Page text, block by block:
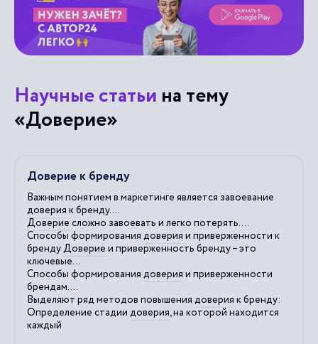
Научные статьи на тему
«Доверие»
Доверие к бренду
Важным понятием в маркетинге является завоевание
доверия к бренду....
Доверие сложно завоевать и легко потерять....
Способы формирования доверия и приверженности к
брендуДоверие и приверженность бренду – это
ключевые...
Способы формирования доверия и приверженности
брендам....
Выделяют ряд методов повышения доверия к бренду:
Определение стадии доверия, на которой находится
каждый